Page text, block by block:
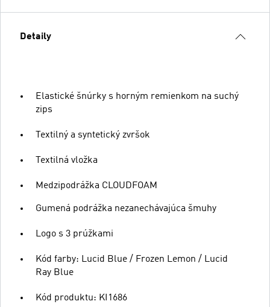
Detaily
Elastické šnúrky s horným remienkom na suchý
zips
Textilný a syntetický zvršok
Textilná vložka
Medzipodrážka CLOUDFOAM
Gumená podrážka nezanechávajúca šmuhy
Logo s 3 prúžkami
Kód farby: Lucid Blue / Frozen Lemon / Lucid
Ray Blue
Kód produktu: KI1686